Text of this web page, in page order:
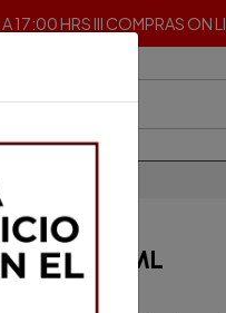
17:00 HRS III COMPRAS ON
700ML
700ML